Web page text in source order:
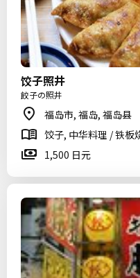
饺子照井
餃子の照井
福岛市, 福岛, 福岛县
饺子, 中华料理 / 铁板
1,500 日元